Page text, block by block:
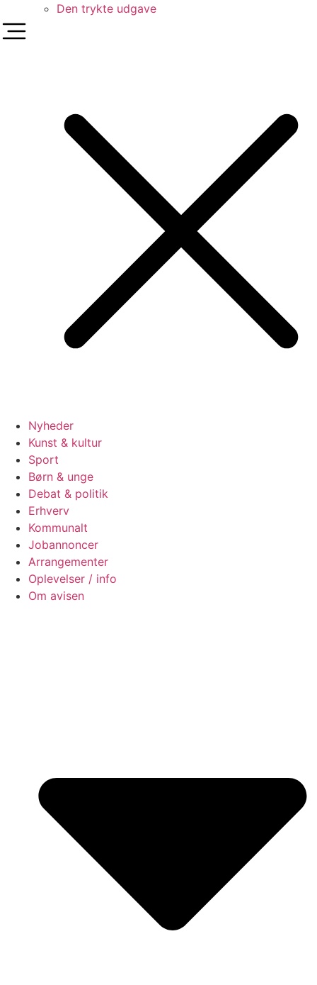
Den trykte udgave
Nyheder
Kunst & kultur
Sport
Børn & unge
Debat & politik
Erhverv
Kommunalt
Jobannoncer
Arrangementer
Oplevelser / info
Om avisen